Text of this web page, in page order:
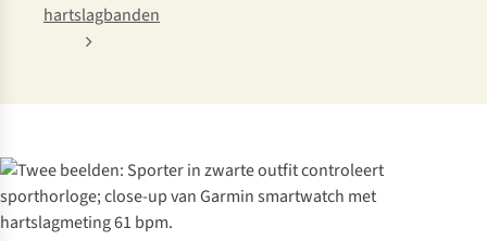
hartslagbanden